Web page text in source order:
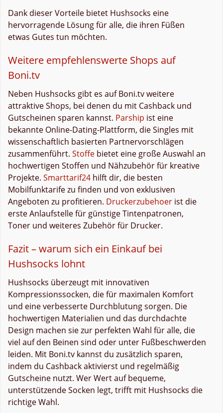
Dank dieser Vorteile bietet Hushsocks eine
hervorragende Lösung für alle, die ihren Füßen
etwas Gutes tun möchten.
Weitere empfehlenswerte Shops auf
Boni.tv
Neben Hushsocks gibt es auf Boni.tv weitere
attraktive Shops, bei denen du mit Cashback und
Gutscheinen sparen kannst. Parship ist eine
bekannte Online-Dating-Plattform, die Singles mit
wissenschaftlich basierten Partnervorschlägen
zusammenführt. Stoffe bietet eine große Auswahl an
hochwertigen Stoffen und Nähzubehör für kreative
Projekte. Smarttarif24 hilft dir, die besten
Mobilfunktarife zu finden und von exklusiven
Angeboten zu profitieren. Druckerzubehoer ist die
erste Anlaufstelle für günstige Tintenpatronen,
Toner und weiteres Zubehör für Drucker.
Fazit – warum sich ein Einkauf bei
Hushsocks lohnt
Hushsocks überzeugt mit innovativen
Kompressionssocken, die für maximalen Komfort
und eine verbesserte Durchblutung sorgen. Die
hochwertigen Materialien und das durchdachte
Design machen sie zur perfekten Wahl für alle, die
viel auf den Beinen sind oder unter Fußbeschwerden
leiden. Mit Boni.tv kannst du zusätzlich sparen,
indem du Cashback aktivierst und regelmäßig
Gutscheine nutzt. Wer Wert auf bequeme,
unterstützende Socken legt, trifft mit Hushsocks die
richtige Wahl.